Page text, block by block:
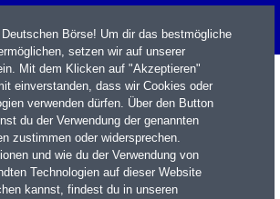
Börse! Um dir das bestmögliche
setzen wir auf unserer
Mit dem Klicken auf "Akzeptieren"
einverstanden, dass wir Cookies oder
verwenden dürfen. Über den Button
du der Verwendung der genannten
zustimmen oder widersprechen.
und wie du der Verwendung von
Technologien auf dieser Website
kannst, findest du in unseren